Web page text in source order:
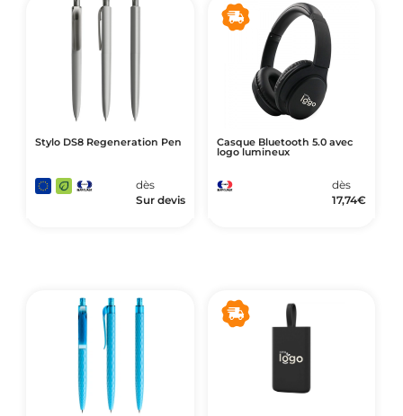
Stylo DS8 Regeneration Pen
dès
Sur devis
Casque Bluetooth 5.0 avec
logo lumineux
dès
17,74€